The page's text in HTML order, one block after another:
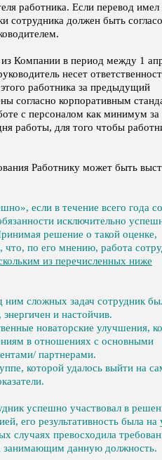
работника. Если перевод
сотрудника должен быть
Компании в период между 1
несет
работника за предыдущий
согласно корпоративным
с персоналом как минимум за
работы, для того чтобы
Работнику может быть
если в течение всего года
исключительно
решение о такой оценке,
что, по его мнению, работа
из перечисленных ниже
сложных задач сотрудник
и настойчив.
новаторские улучшения,
в отношениях с основными
партнерами.
которой удалось выйти на
успешно участвовал в
его результативность была на
случаях превосходила
занимающим данную должность.